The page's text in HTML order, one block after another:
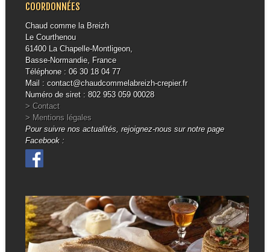
COORDONNÉES
Chaud comme la Breizh
Le Courthenou
61400 La Chapelle-Montligeon,
Basse-Normandie, France
Téléphone : 06 30 18 04 77
Mail : contact@chaudcommelabreizh-crepier.fr
Numéro de siret : 802 953 059 00028
> Contact
> Mentions légales
Pour suivre nos actualités, rejoignez-nous sur notre page
Facebook :